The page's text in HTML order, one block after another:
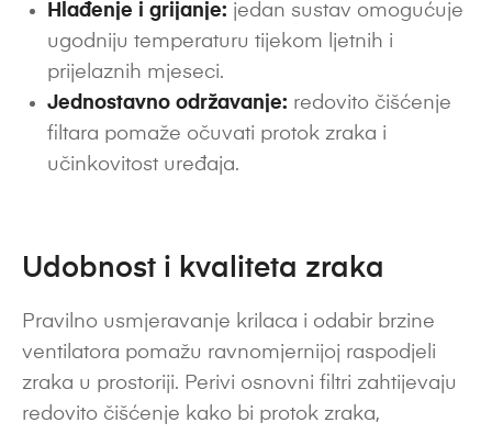
Hlađenje i grijanje: jedan sustav omogućuje
ugodniju temperaturu tijekom ljetnih i
prijelaznih mjeseci.
Jednostavno održavanje: redovito čišćenje
filtara pomaže očuvati protok zraka i
učinkovitost uređaja.
Udobnost i kvaliteta zraka
Pravilno usmjeravanje krilaca i odabir brzine
ventilatora pomažu ravnomjernijoj raspodjeli
zraka u prostoriji. Perivi osnovni filtri zahtijevaju
redovito čišćenje kako bi protok zraka,